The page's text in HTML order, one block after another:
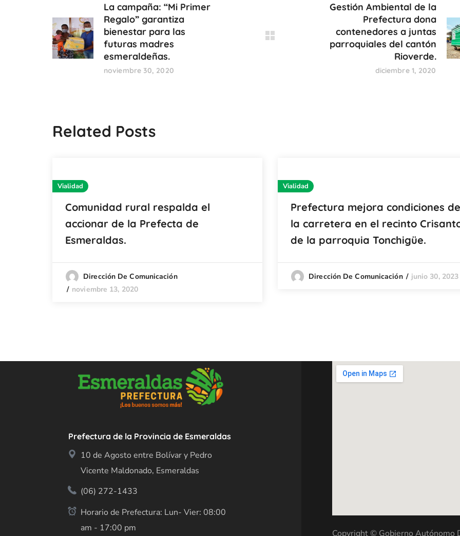
La campaña: “Mi Primer
Regalo” garantiza
bienestar para las
futuras madres
esmeraldeñas.
noviembre 30, 2020
Gestión Ambiental de la
Prefectura dona
contenedores a juntas
parroquiales del cantón
Rioverde.
diciembre 1, 2020
Related Posts
Vialidad
Comunidad rural respalda el
accionar de la Prefecta de
Esmeraldas.
Dirección De Comunicación
noviembre 13, 2020
Vialidad
Prefectura mejora condiciones de
la carretera en el recinto
de la parroquia Tonchigüe.
Dirección De Comunicación junio 30, 2023
Prefectura de la Provincia de Esmeraldas
10 de Agosto entre Bolívar y Pedro
Vicente Maldonado, Esmeraldas
(06) 272-1433
Horario de Prefectura: Lun- Vier: 08:00
am - 17:00 pm
Copyright © Gobierno Autónomo